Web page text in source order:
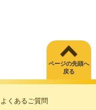
ページの先頭へ
戻る
よくあるご質問